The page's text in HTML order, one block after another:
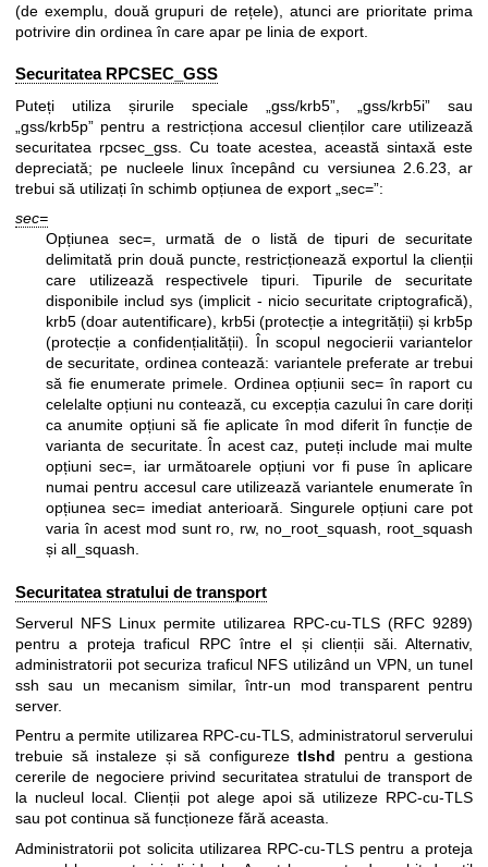
(de exemplu, două grupuri de rețele), atunci are prioritate prima
potrivire din ordinea în care apar pe linia de export.
Securitatea RPCSEC_GSS
Puteți utiliza șirurile speciale „gss/krb5”, „gss/krb5i” sau
„gss/krb5p” pentru a restricționa accesul clienților care utilizează
securitatea rpcsec_gss. Cu toate acestea, această sintaxă este
depreciată; pe nucleele linux începând cu versiunea 2.6.23, ar
trebui să utilizați în schimb opțiunea de export „sec=”:
sec=
Opțiunea sec=, urmată de o listă de tipuri de securitate
delimitată prin două puncte, restricționează exportul la clienții
care utilizează respectivele tipuri. Tipurile de securitate
disponibile includ sys (implicit - nicio securitate criptografică),
krb5 (doar autentificare), krb5i (protecție a integrității) și krb5p
(protecție a confidențialității). În scopul negocierii variantelor
de securitate, ordinea contează: variantele preferate ar trebui
să fie enumerate primele. Ordinea opțiunii sec= în raport cu
celelalte opțiuni nu contează, cu excepția cazului în care doriți
ca anumite opțiuni să fie aplicate în mod diferit în funcție de
varianta de securitate. În acest caz, puteți include mai multe
opțiuni sec=, iar următoarele opțiuni vor fi puse în aplicare
numai pentru accesul care utilizează variantele enumerate în
opțiunea sec= imediat anterioară. Singurele opțiuni care pot
varia în acest mod sunt ro, rw, no_root_squash, root_squash
și all_squash.
Securitatea stratului de transport
Serverul NFS Linux permite utilizarea RPC-cu-TLS (RFC 9289)
pentru a proteja traficul RPC între el și clienții săi. Alternativ,
administratorii pot securiza traficul NFS utilizând un VPN, un tunel
ssh sau un mecanism similar, într-un mod transparent pentru
server.
Pentru a permite utilizarea RPC-cu-TLS, administratorul serverului
trebuie să instaleze și să configurezetlshd pentru a gestiona
cererile de negociere privind securitatea stratului de transport de
la nucleul local. Clienții pot alege apoi să utilizeze RPC-cu-TLS
sau pot continua să funcționeze fără aceasta.
Administratorii pot solicita utilizarea RPC-cu-TLS pentru a proteja